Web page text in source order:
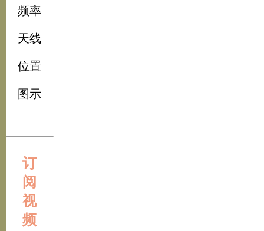
频率
天线
位置
图示
订
阅
视
频